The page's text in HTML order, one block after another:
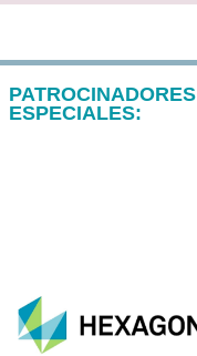
PATROCINADORES
ESPECIALES: